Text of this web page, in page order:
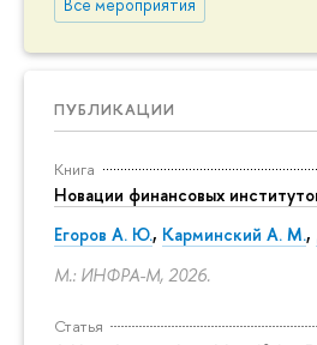
Все мероприятия
ПУБЛИКАЦИИ
Книга
Новации финансовых
Егоров А. Ю., Карминский А. М.,
М.: ИНФРА-М, 2026.
Статья